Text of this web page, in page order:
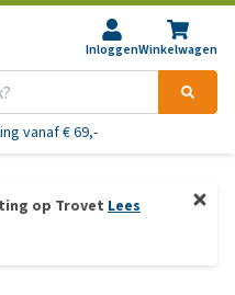
InloggenWinkelwagen
bedenktijd
op Trovet Lees